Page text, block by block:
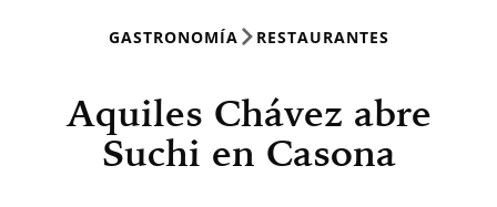
GASTRONOMÍA RESTAURANTES
Aquiles Chávez abre
Suchi en Casona